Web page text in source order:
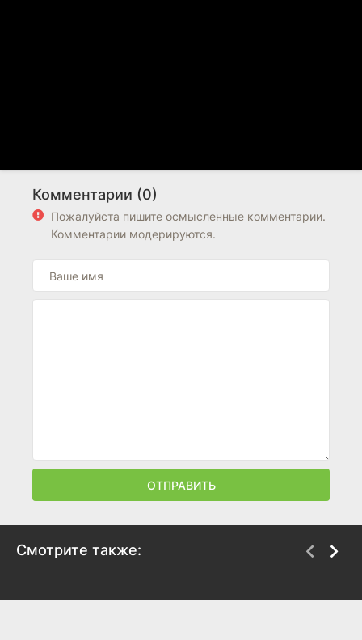
Комментарии (0)
Пожалуйста пишите осмысленные комментарии.
Комментарии модерируются.
ОТПРАВИТЬ
Смотрите также: